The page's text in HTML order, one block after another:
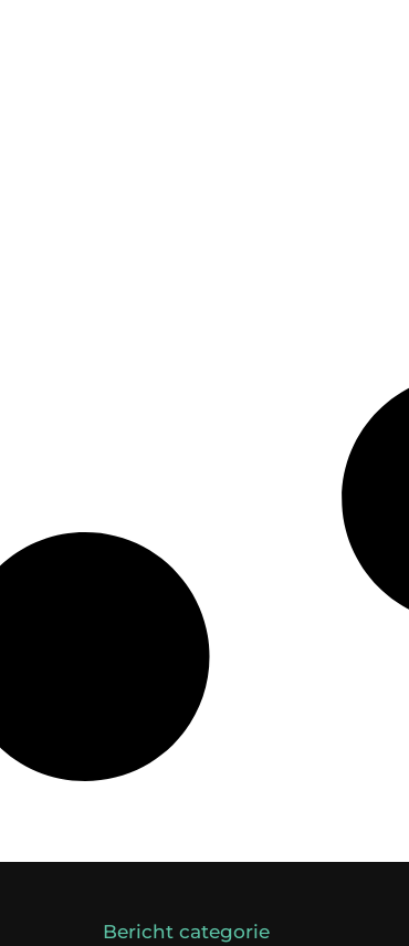
Bericht categorie